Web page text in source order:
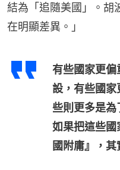
結為「追隨美國」。胡
在明顯差異。」
有些國家更偏
設，有些國家
些則更多是為
如果把這些國
國附庸』，其